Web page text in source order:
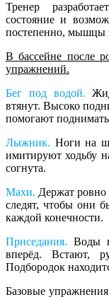
Тренер
состояние и
постепенно, мышцы
В бассейне после
упражнений.
Бег под водой.
втянут. Высоко
помогают
Лыжник. Ноги на
имитируют ходьбу
согнута.
Махи. Держат
следят, чтобы они
каждой конечности.
Приседания. Воды
вперёд. Встают,
Подбородок
Базовые